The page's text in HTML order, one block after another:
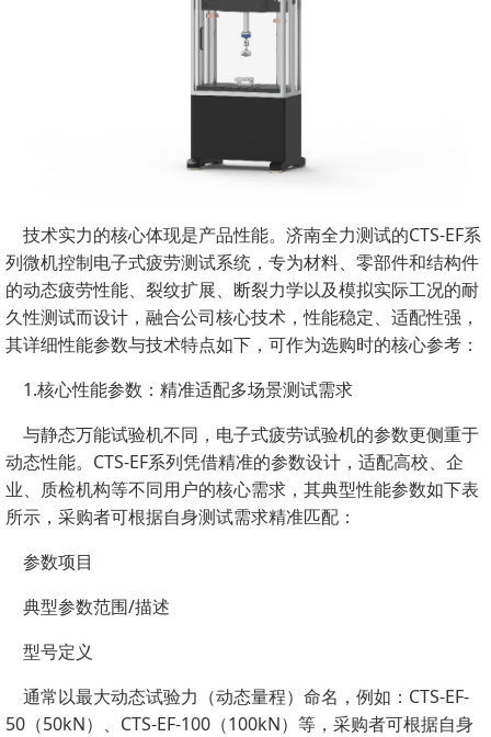
技术实力的核心体现是产品性能。济南全力测试的CTS-EF系
列微机控制电子式疲劳测试系统，专为材料、零部件和结构件
的动态疲劳性能、裂纹扩展、断裂力学以及模拟实际工况的耐
久性测试而设计，融合公司核心技术，性能稳定、适配性强，
其详细性能参数与技术特点如下，可作为选购时的核心参考：
1.核心性能参数：精准适配多场景测试需求
与静态万能试验机不同，电子式疲劳试验机的参数更侧重于
动态性能。CTS-EF系列凭借精准的参数设计，适配高校、企
业、质检机构等不同用户的核心需求，其典型性能参数如下表
所示，采购者可根据自身测试需求精准匹配：
参数项目
典型参数范围/描述
型号定义
通常以最大动态试验力（动态量程）命名，例如：CTS-EF-
50（50kN）、CTS-EF-100（100kN）等，采购者可根据自身